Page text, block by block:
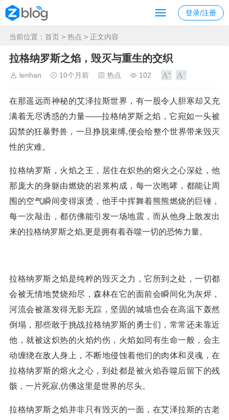
登录/注册
当前位置： 首页 > 热点 > 正文内容
拉格纳罗斯之焰，毁灭与重生的交织
lenhan 10个月前 热点 102
在那遥远而神秘的艾泽拉斯世界，有一股令人胆寒却又充
满着无尽诱惑的力量——拉格纳罗斯之焰，它宛如一头被
囚禁的狂暴野兽，一旦挣脱束缚,便会给整个世界带来毁灭
性的灾难。
拉格纳罗斯，火焰之王，居住在炽热的熔火之心深处，他
那庞大的身躯由燃烧的岩浆构成，每一次咆哮，都能让周
围的空气瞬间变得滚烫，他手中挥舞着熊熊燃烧的巨锤，
每一次敲击，都仿佛能引发一场地震，而从他身上散发出
来的拉格纳罗斯之焰,更是拥有着吞噬一切的恐怖力量。
拉格纳罗斯之焰是纯粹的毁灭之力，它所到之处，一切都
会被无情地焚烧殆尽，森林在它的面前会瞬间化为灰烬，
河流会被蒸发得无影无踪，坚固的城墙也会在高温下轰然
倒塌，那些敢于挑战拉格纳罗斯的勇士们，常常还未靠近
他，就被这炽热的火焰灼伤，火焰如同有生命一般，会主
动缠绕在敌人身上，不断地侵蚀着他们的肉体和灵魂，在
拉格纳罗斯的熔火之心，到处都是被火焰吞噬后留下的残
骸，一片死寂,仿佛这里是世界的尽头。
拉格纳罗斯之焰并非只有毁灭的一面，在艾泽拉斯的古老